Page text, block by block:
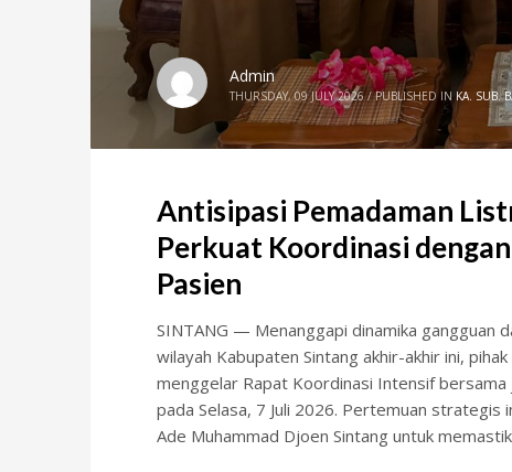
Admin
THURSDAY, 09 JULY 2026 / PUBLISHED IN KA. SUB.
Antisipasi Pemadaman
Perkuat Koordinasi
Pasien
SINTANG — Menanggapi dinamika gangguan
wilayah Kabupaten Sintang akhir-akhir ini,
menggelar Rapat Koordinasi Intensif
pada Selasa, 7 Juli 2026. Pertemuan strategis
Ade Muhammad Djoen Sintang untuk